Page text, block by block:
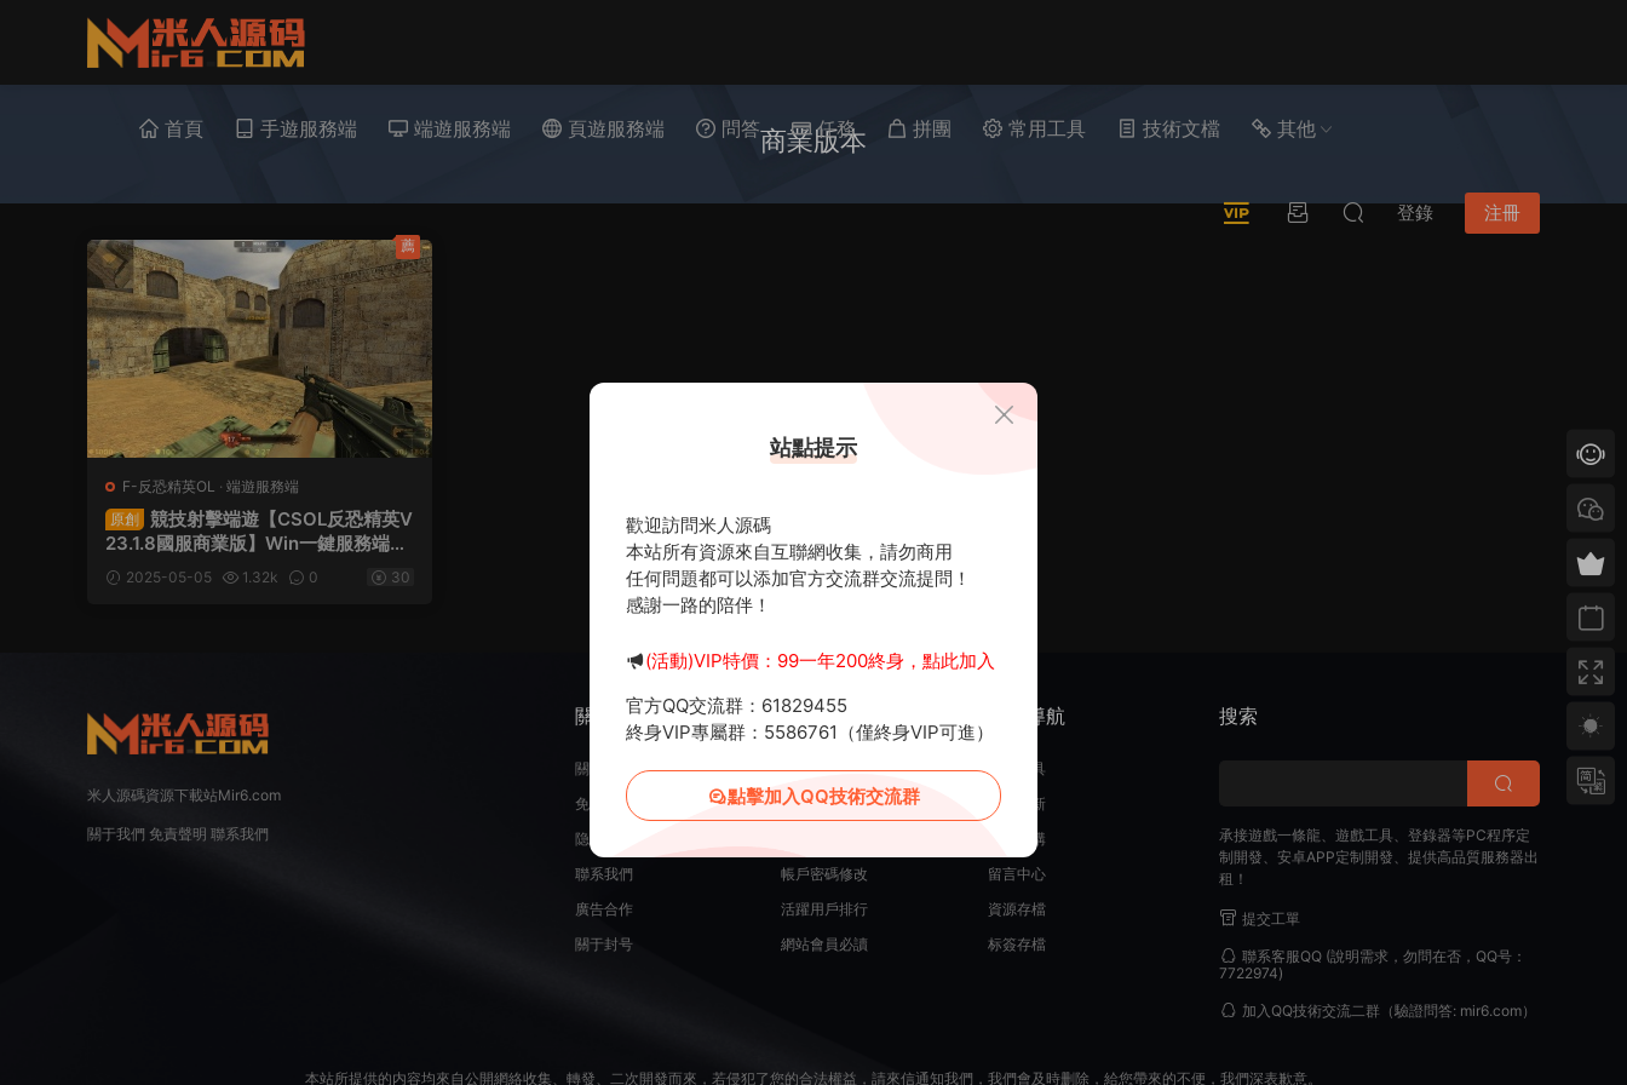
首頁 手遊服務端 端遊服務端 頁遊服務端 問答 任務 拼團 常用工具 技術文檔 其他
登錄 注冊
商業版本
F-反恐精英OL · 端遊服務端
原創
競技射擊端遊【CSOL反恐精英V
23.1.8國服商業版】Win一鍵服務端
+建房工具+GM命令+道具ID+GM工具
+視頻架設教程
2025-05-05 1.32k 0 30
薦
米人源碼資源下載站Mir6.com
關于我們 免責聲明 聯系我們
關于我們
關于我們
免責申明
隐私政策
聯系我們
廣告合作
關于封号
服務支持
在線開通會員
源碼投稿發布
帳戶密碼修改
活躍用戶排行
網站會員必讀
熱門導航
常用工具
最近更新
源碼團購
留言中心
資源存檔
标簽存檔
搜索
承接遊戲一條龍、遊戲工具、登錄器等PC程序定
制開發、安卓APP定制開發、提供高品質服務器出
租！
提交工單
聯系客服QQ(說明需求，勿問在否，QQ号：
7722974)
加入QQ技術交流二群（驗證問答: mir6.com）
本站所提供的内容均來自公開網絡收集、轉發、二次開發而來，若侵犯了您的合法權益，請來信通知我們，我們會及時删除，給您帶來的不便，我們深表歉意。
站點提示
歡迎訪問米人源碼
本站所有資源來自互聯網收集，請勿商用
任何問題都可以添加官方交流群交流提問！
感謝一路的陪伴！
(活動)VIP特價：99一年200終身，點此加入
官方QQ交流群：61829455
終身VIP專屬群：5586761（僅終身VIP可進）
點擊加入QQ技術交流群